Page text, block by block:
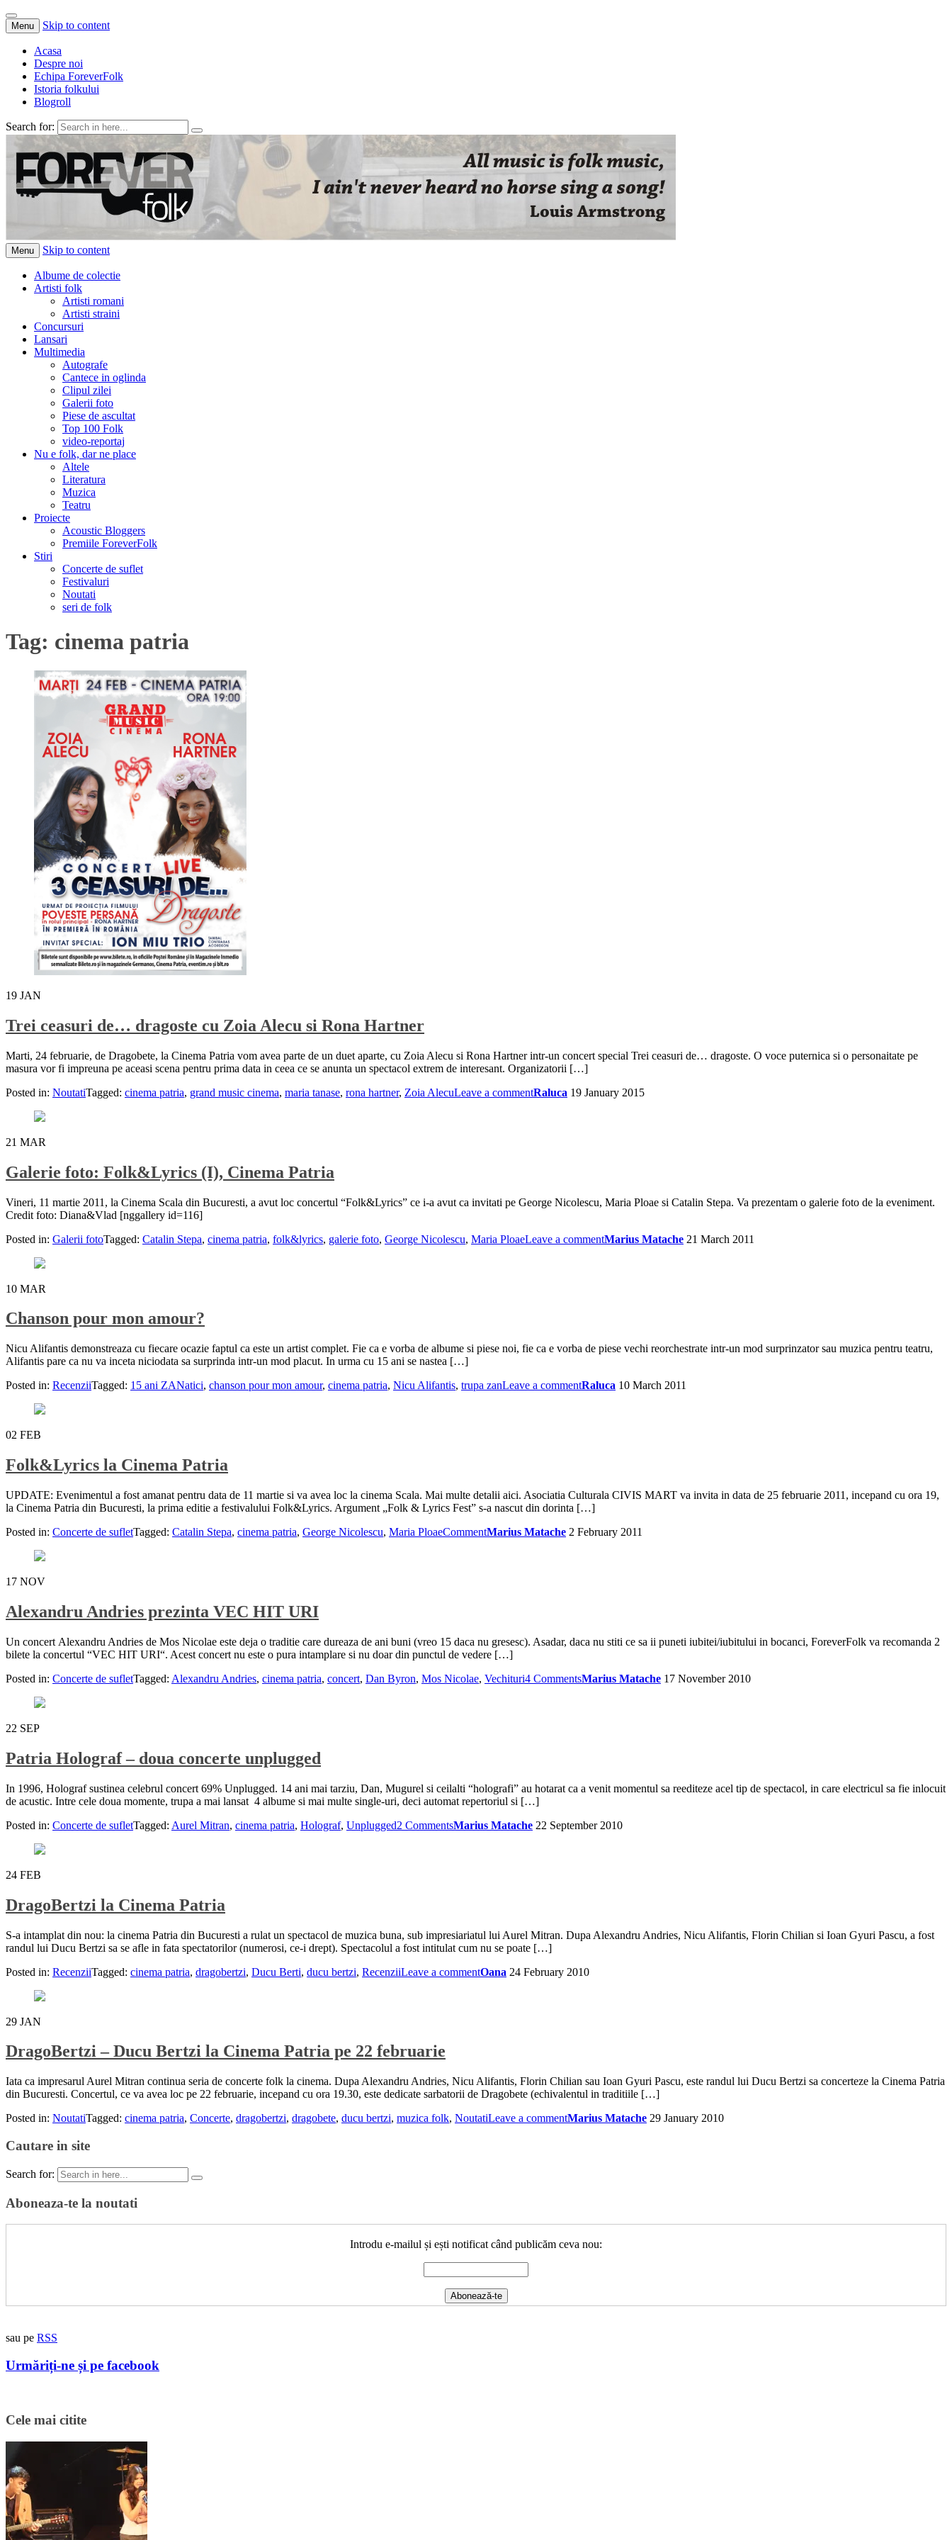
Menu Skip to content
Acasa
Despre noi
Echipa ForeverFolk
Istoria folkului
Blogroll
Search for:
ForeverFolk
Muzica sufletului tau
Menu Skip to content
Albume de colectie
Artisti folk
Artisti romani
Artisti straini
Concursuri
Lansari
Multimedia
Autografe
Cantece in oglinda
Clipul zilei
Galerii foto
Piese de ascultat
Top 100 Folk
video-reportaj
Nu e folk, dar ne place
Altele
Literatura
Muzica
Teatru
Proiecte
Acoustic Bloggers
Premiile ForeverFolk
Stiri
Concerte de suflet
Festivaluri
Noutati
seri de folk
Tag: cinema patria
19 JAN
Trei ceasuri de… dragoste cu Zoia Alecu si Rona Hartner
Marti, 24 februarie, de Dragobete, la Cinema Patria vom avea parte de un duet aparte, cu Zoia Alecu si Rona Hartner intr-un concert special Trei ceasuri de… dragoste. O voce puternica si o personaitate pe
masura vor fi impreuna pe aceasi scena pentru prima data in ceea ce se anunta un spectacol extrem de interesant. Organizatorii […]
Posted in: NoutatiTagged: cinema patria, grand music cinema, maria tanase, rona hartner, Zoia AlecuLeave a commentRaluca 19 January 2015
21 MAR
Galerie foto: Folk&Lyrics (I), Cinema Patria
Vineri, 11 martie 2011, la Cinema Scala din Bucuresti, a avut loc concertul “Folk&Lyrics” ce i-a avut ca invitati pe George Nicolescu, Maria Ploae si Catalin Stepa. Va prezentam o galerie foto de la eveniment.
Credit foto: Diana&Vlad [nggallery id=116]
Posted in: Galerii fotoTagged: Catalin Stepa, cinema patria, folk&lyrics, galerie foto, George Nicolescu, Maria PloaeLeave a commentMarius Matache 21 March 2011
10 MAR
Chanson pour mon amour?
Nicu Alifantis demonstreaza cu fiecare ocazie faptul ca este un artist complet. Fie ca e vorba de albume si piese noi, fie ca e vorba de piese vechi reorchestrate intr-un mod surprinzator sau muzica pentru teatru,
Alifantis pare ca nu va inceta niciodata sa surprinda intr-un mod placut. In urma cu 15 ani se nastea […]
Posted in: RecenziiTagged: 15 ani ZANatici, chanson pour mon amour, cinema patria, Nicu Alifantis, trupa zanLeave a commentRaluca 10 March 2011
02 FEB
Folk&Lyrics la Cinema Patria
UPDATE: Evenimentul a fost amanat pentru data de 11 martie si va avea loc la cinema Scala. Mai multe detalii aici. Asociatia Culturala CIVIS MART va invita in data de 25 februarie 2011, incepand cu ora 19,
la Cinema Patria din Bucuresti, la prima editie a festivalului Folk&Lyrics. Argument „Folk & Lyrics Fest” s-a nascut din dorinta […]
Posted in: Concerte de sufletTagged: Catalin Stepa, cinema patria, George Nicolescu, Maria PloaeCommentMarius Matache 2 February 2011
17 NOV
Alexandru Andries prezinta VEC HIT URI
Un concert Alexandru Andries de Mos Nicolae este deja o traditie care dureaza de ani buni (vreo 15 daca nu gresesc). Asadar, daca nu stiti ce sa ii puneti iubitei/iubitului in bocanci, ForeverFolk va recomanda 2
bilete la concertul “VEC HIT URI“. Acest concert nu este o pura intamplare si nu doar din punctul de vedere […]
Posted in: Concerte de sufletTagged: Alexandru Andries, cinema patria, concert, Dan Byron, Mos Nicolae, Vechituri4 CommentsMarius Matache 17 November 2010
22 SEP
Patria Holograf – doua concerte unplugged
In 1996, Holograf sustinea celebrul concert 69% Unplugged. 14 ani mai tarziu, Dan, Mugurel si ceilalti “holografi” au hotarat ca a venit momentul sa reediteze acel tip de spectacol, in care electricul sa fie inlocuit
de acustic. Intre cele doua momente, trupa a mai lansat 4 albume si mai multe single-uri, deci automat repertoriul si […]
Posted in: Concerte de sufletTagged: Aurel Mitran, cinema patria, Holograf, Unplugged2 CommentsMarius Matache 22 September 2010
24 FEB
DragoBertzi la Cinema Patria
S-a intamplat din nou: la cinema Patria din Bucuresti a rulat un spectacol de muzica buna, sub impresiariatul lui Aurel Mitran. Dupa Alexandru Andries, Nicu Alifantis, Florin Chilian si Ioan Gyuri Pascu, a fost
randul lui Ducu Bertzi sa se afle in fata spectatorilor (numerosi, ce-i drept). Spectacolul a fost intitulat cum nu se poate […]
Posted in: RecenziiTagged: cinema patria, dragobertzi, Ducu Berti, ducu bertzi, RecenziiLeave a commentOana 24 February 2010
29 JAN
DragoBertzi – Ducu Bertzi la Cinema Patria pe 22 februarie
Iata ca impresarul Aurel Mitran continua seria de concerte folk la cinema. Dupa Alexandru Andries, Nicu Alifantis, Florin Chilian sau Ioan Gyuri Pascu, este randul lui Ducu Bertzi sa concerteze la Cinema Patria
din Bucuresti. Concertul, ce va avea loc pe 22 februarie, incepand cu ora 19.30, este dedicate sarbatorii de Dragobete (echivalentul in traditiile […]
Posted in: NoutatiTagged: cinema patria, Concerte, dragobertzi, dragobete, ducu bertzi, muzica folk, NoutatiLeave a commentMarius Matache 29 January 2010
Cautare in site
Search for:
Aboneaza-te la noutati
Introdu e-mailul și ești notificat când publicăm ceva nou:
sau pe RSS
Urmăriți-ne și pe facebook
Cele mai citite